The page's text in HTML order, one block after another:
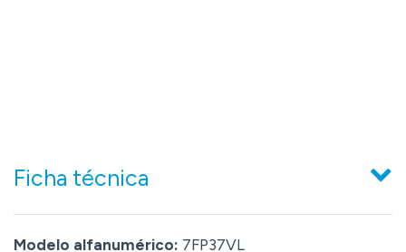
Ficha técnica
Modelo alfanumérico: 7FP37VL